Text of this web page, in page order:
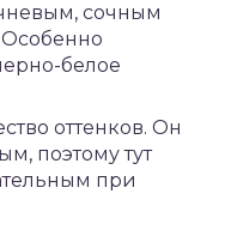
сочным
белое
оттенков. Он
поэтому тут
при